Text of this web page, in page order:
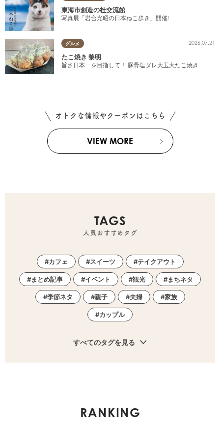
東海市創造の杜交流館
写真展「岩合光昭の日本ねこ歩き」開催!
グルメ 2026.07.21
たこ焼き 黎明
旨さ日本一を目指して！ 豚骨塩ダレ大玉大たこ焼き
オトクな情報やクーポンはこちら
VIEW MORE
TAGS
人気おすすめタグ
カフェ スイーツ テイクアウト
まとめ記事 イベント 観光 まちネタ
季節ネタ 親子 夫婦 家族
カップル
すべてのタグを見る
RANKING